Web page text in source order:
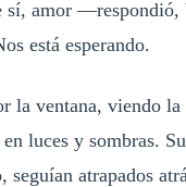
amor —respondió,
está esperando.
la ventana, viendo la
luces y sombras.
seguían atrapados